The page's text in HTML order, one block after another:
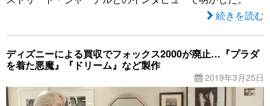
続きを読む
ディズニーによる買収でフォックス2000が廃止…『プラダ
を着た悪魔』『ドリーム』など製作
2019年3月25日